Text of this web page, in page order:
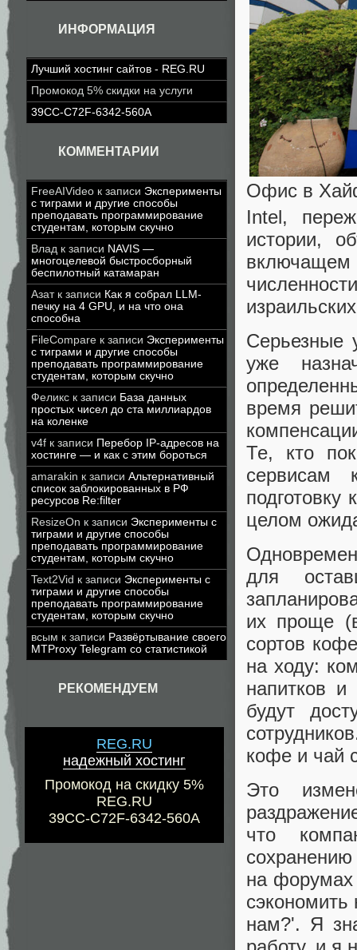
ИНФОРМАЦИЯ
Лучший хостинг сайтов - REG.RU
Промокод 5% скидки на услуги
39CC-C72F-6342-560A
КОММЕНТАРИИ
FreeAIVideo к записи Эксперименты
с тиграми и другие способы
преподавать программирование
студентам, которым скучно
Влад к записи NAVIS —
многоцелевой быстросборный
беспилотный катамаран
Азатк записи Как я собрал LLM-
печку на 4 GPU, и на что она
способна
FileCompare к записи Эксперименты
с тиграми и другие способы
преподавать программирование
студентам, которым скучно
Феликс к записи База данных
простых чисел до ста миллиардов
на коленке
v4f к записи Перебор IP-адресов на
хостинге — и как с этим бороться
amarakin к записи Альтернативный
список заблокированных в РФ
ресурсов Re:filter
ResizeOn к записи Эксперименты с
тиграми и другие способы
преподавать программирование
студентам, которым скучно
Text2Vid к записи Эксперименты с
тиграми и другие способы
преподавать программирование
студентам, которым скучно
всым к записи Развёртывание своего
MTProxy Telegram со статистикой
РЕКОМЕНДУЕМ
REG.RU
надежный хостинг
Промокод на скидку 5%
REG.RU
39CC-C72F-6342-560A
Офис в
Intel,
истории,
включащем
Серьезные
уже
время
Те, кто
сервисам
целом
для
их проще
сортов
на ходу:
напитков
будут
кофе и чай
Это
что
на форумах
нам?'. Я